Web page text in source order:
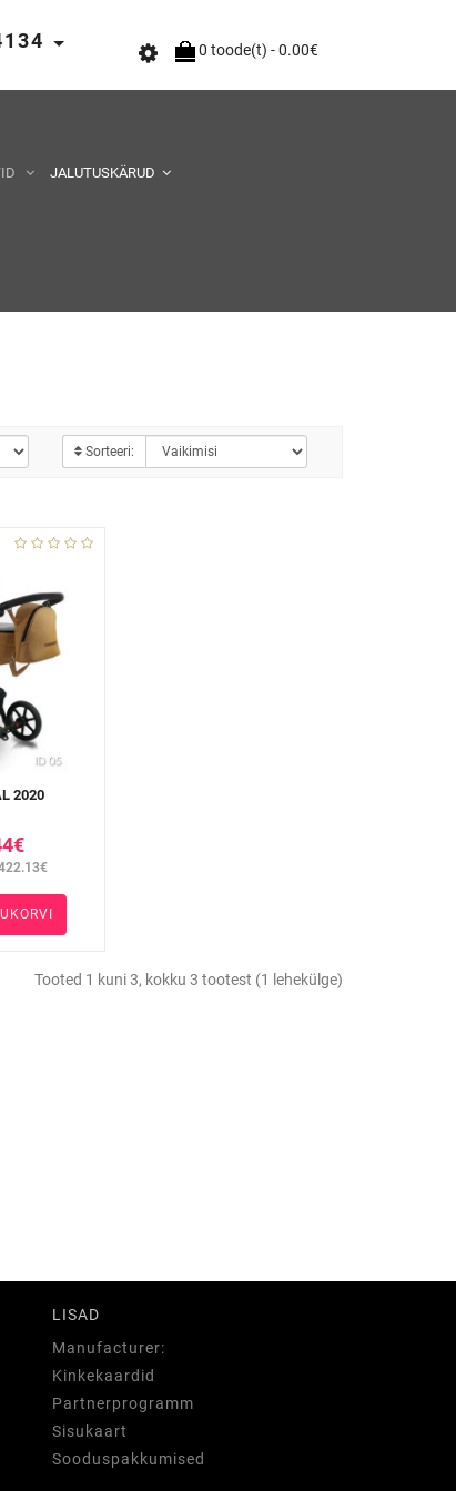
0 toode(t) - 0.00€
JALUTUSKÄRUD
Sorteeri:
2020
Tooted 1 kuni 3, kokku 3 tootest (1 lehekülge)
LISAD
Manufacturer:
Kinkekaardid
Partnerprogramm
Sisukaart
Sooduspakkumised